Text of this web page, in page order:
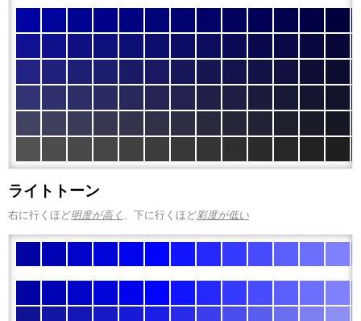
ライトトーン
右に行くほど明度が高く 、下に行くほど彩度が低い